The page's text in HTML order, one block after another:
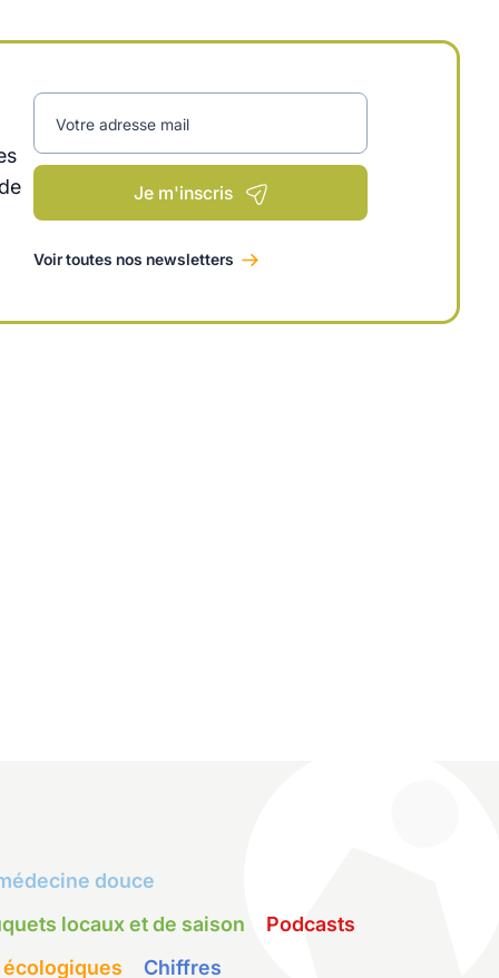
Votre adresse mail
Je m'inscris
Voir toutes nos newsletters
douce
locaux et de saison
Podcasts
Chiffres